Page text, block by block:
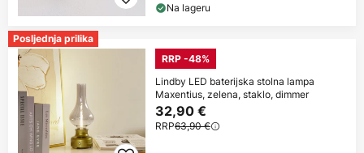
Na lageru
Posljednja prilika
RRP -48%
Lindby LED baterijska stolna lampa
Maxentius, zelena, staklo, dimmer
32,90 €
RRP63,90 €